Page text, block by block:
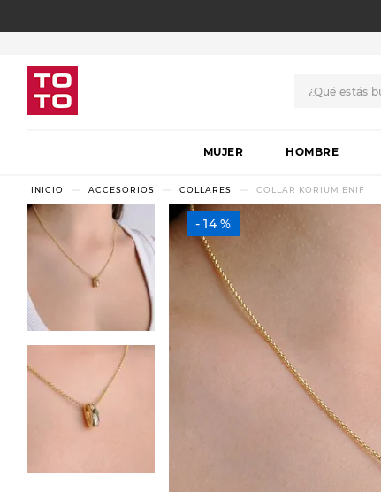
MUJER HOMBRE
ACCESORIOS COLLARES COLLAR KORIUM ENIF
14 %
1.
botas
skechers
3.
skechers slip-ins
6.
sandalias
hitec